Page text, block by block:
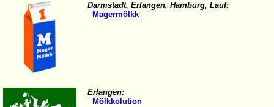
Darmstadt, Erlangen, Hamburg, Lauf:
Magermölkk
Erlangen:
Mölkkolution